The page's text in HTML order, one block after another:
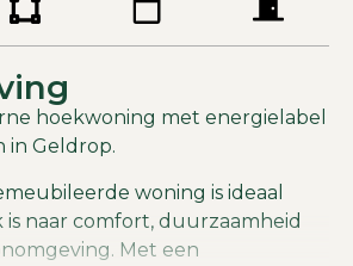
hoekwoning met energielabel
in Geldrop.
woning is ideaal
is naar comfort, duurzaamheid
Met een